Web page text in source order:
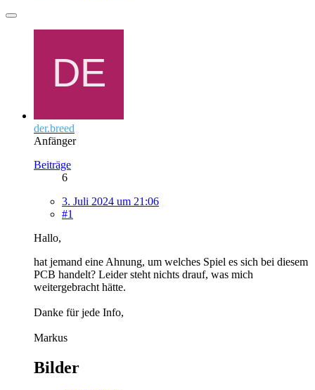
der.breed
Anfänger
Beiträge
6
3. Juli 2024 um 21:06
#1
Hallo,
hat jemand eine Ahnung, um welches Spiel es sich bei diesem
PCB handelt? Leider steht nichts drauf, was mich
weitergebracht hätte.
Danke für jede Info,
Markus
Bilder